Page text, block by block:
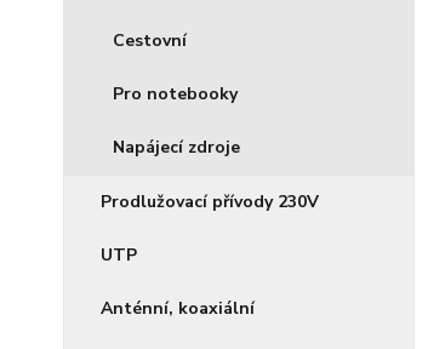
Cestovní
Pro notebooky
Napájecí zdroje
Prodlužovací přívody 230V
UTP
Anténní, koaxiální